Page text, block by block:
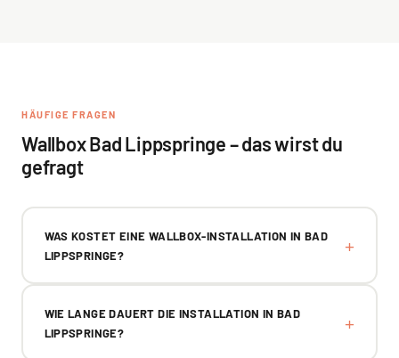
HÄUFIGE FRAGEN
Wallbox Bad Lippspringe – das wirst du
gefragt
WAS KOSTET EINE WALLBOX-INSTALLATION IN BAD
LIPPSPRINGE?
WIE LANGE DAUERT DIE INSTALLATION IN BAD
LIPPSPRINGE?